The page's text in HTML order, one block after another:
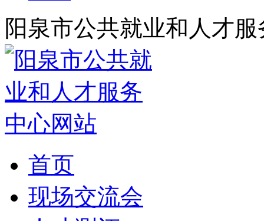
阳泉市公共就业和人才
首页
现场交流会